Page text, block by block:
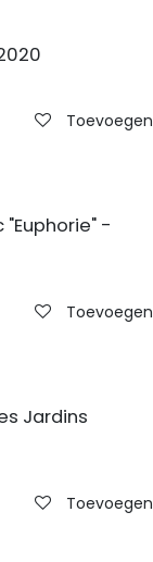
-
Jardins